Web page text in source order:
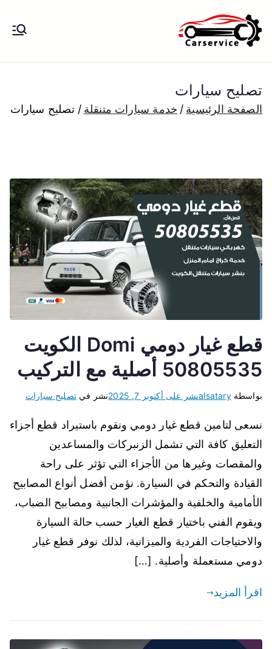
إلى
المحتوى
بنشر متنقل الكويت كهرباء وبنشر تبديل
بارخص الاسعارتصليح سيارات
الصفحة الرئيسية خدمة سيارات متنقلة تصليح سيارات
قطع غيار دومي Domi الكويت
50805535 أصلية مع التركيب
بواسطةalsataryنشر على أكتوبر 7, 2025 نشر في تصليح سيارات
نسعى لتامين قطع غيار دومي ونقوم باستيراد قطع أجزاء
التعليق كافة التي تشمل الزنبركات والمساعدين
والمقصات وغيرها من الأجزاء التي تؤثر على راحة
القيادة والتحكم في السيارة. نؤمن أفضل أنواع المصابيح
الأمامية والخلفية والمؤشرات الجانبية ومصابيح الضباب،
ويقوم الفني باختيار قطع الغيار حسب حالة السيارة
والاحتياجات الفردية والميزانية، لذلك نوفر قطع غيار
دومي مستعملة وأصلية. […]
اقرأ المزيد